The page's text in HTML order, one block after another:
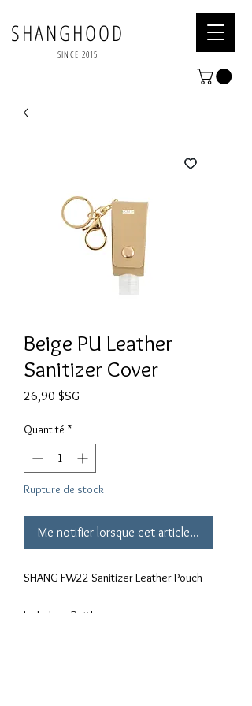
SHANGHOOD
SINCE 2015
Beige PU Leather
Sanitizer Cover
26,90 $SG
Quantité *
Rupture de stock
Me notifier lorsque cet article est
SHANG FW22 Sanitizer Leather Pouch
Includes : Bottle